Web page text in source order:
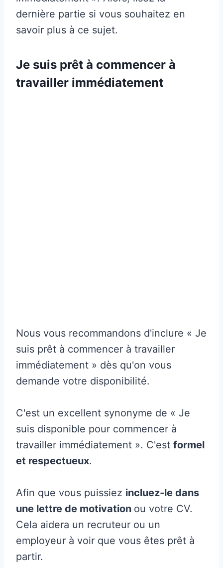
dernière partie si vous souhaitez en
savoir plus à ce sujet.
Je suis prêt à commencer à
travailler immédiatement
Nous vous recommandons d'inclure « Je
suis prêt à commencer à travailler
immédiatement » dès qu'on vous
demande votre disponibilité.
C'est un excellent synonyme de « Je
suis disponible pour commencer à
travailler immédiatement ». C'est formel
et respectueux.
Afin que vous puissiez incluez-le dans
une lettre de motivation ou votre CV.
Cela aidera un recruteur ou un
employeur à voir que vous êtes prêt à
partir.